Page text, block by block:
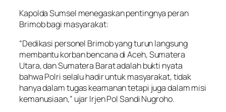
Kapolda Sumsel menegaskan pentingnya peran
Brimob bagi masyarakat:
“Dedikasi personel Brimob yang turun langsung
membantu korban bencana di Aceh, Sumatera
Utara, dan Sumatera Barat adalah bukti nyata
bahwa Polri selalu hadir untuk masyarakat, tidak
hanya dalam tugas keamanan tetapi juga dalam misi
kemanusiaan,” ujar Irjen Pol Sandi Nugroho.